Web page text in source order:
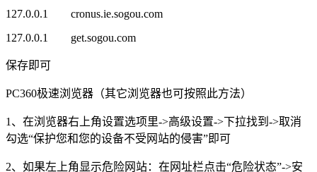
127.0.0.1 cronus.ie.sogou.com
127.0.0.1 get.sogou.com
保存即可
PC360极速浏览器（其它浏览器也可按照此方法）
1、在浏览器右上角设置选项里->高级设置->下拉找到->取消
勾选“保护您和您的设备不受网站的侵害”即可
2、如果左上角显示危险网站：在网址栏点击“危险状态”->安